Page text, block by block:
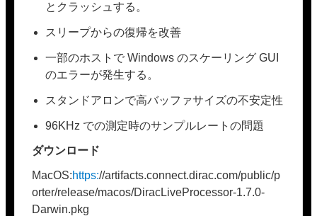
とクラッシュする。
スリープからの復帰を改善
一部のホストで Windows のスケーリング GUI
のエラーが発生する。
スタンドアロンで高バッファサイズの不安定性
96KHz での測定時のサンプルレートの問題
ダウンロード
MacOS:https://artifacts.connect.dirac.com/public/p
orter/release/macos/DiracLiveProcessor-1.7.0-
Darwin.pkg